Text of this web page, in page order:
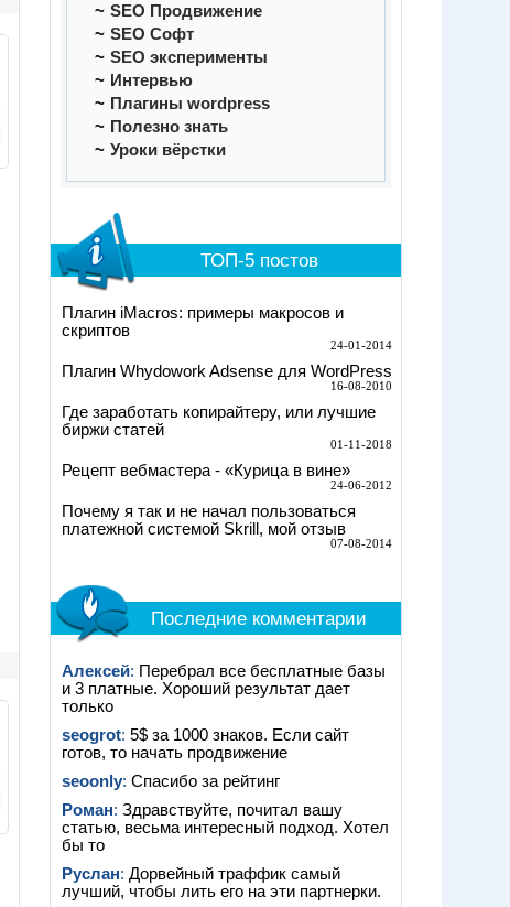
SEO Продвижение
SEO Софт
SEO эксперименты
Интервью
Плагины wordpress
Полезно знать
Уроки вёрстки
ТОП-5 постов
Плагин iMacros: примеры макросов и
скриптов
24-01-2014
Плагин Whydowork Adsense для WordPress
16-08-2010
Где заработать копирайтеру, или лучшие
биржи статей
01-11-2018
Рецепт вебмастера - «Курица в вине»
24-06-2012
Почему я так и не начал пользоваться
платежной системой Skrill, мой отзыв
07-08-2014
Последние комментарии
Алексей: Перебрал все бесплатные базы
и 3 платные. Хороший результат дает
только
seogrot: 5$ за 1000 знаков. Если сайт
готов, то начать продвижение
seoonly: Спасибо за рейтинг
Роман: Здравствуйте, почитал вашу
статью, весьма интересный подход. Хотел
бы то
Руслан: Дорвейный траффик самый
лучший, чтобы лить его на эти партнерки.